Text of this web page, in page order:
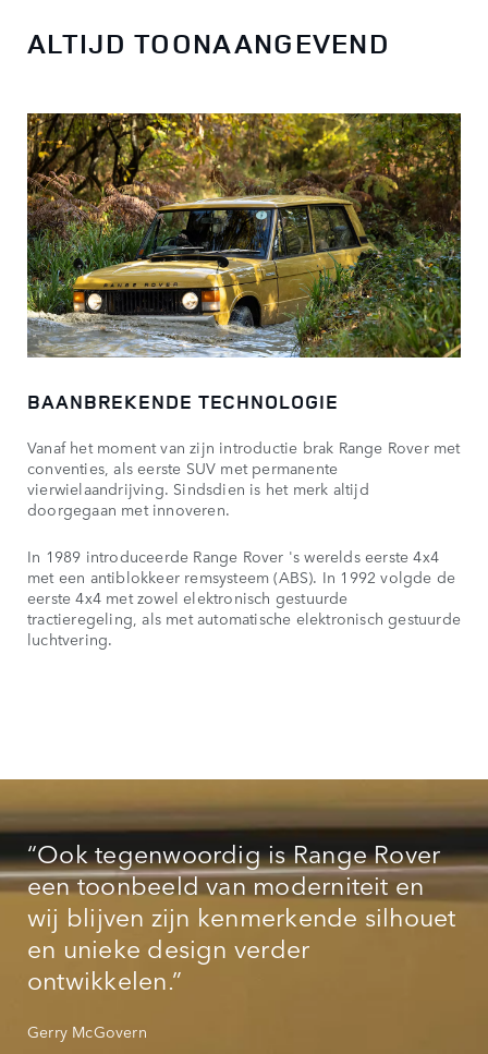
ALTIJD TOONAANGEVEND
BAANBREKENDE TECHNOLOGIE
Vanaf het moment van zijn introductie brak Range Rover met
conventies, als eerste SUV met permanente
vierwielaandrijving. Sindsdien is het merk altijd
doorgegaan met innoveren.
In 1989 introduceerde Range Rover 's werelds eerste 4x4
met een antiblokkeer remsysteem (ABS). In 1992 volgde de
eerste 4x4 met zowel elektronisch gestuurde
tractieregeling, als met automatische elektronisch gestuurde
luchtvering.
“Ook tegenwoordig is Range Rover
een toonbeeld van moderniteit en
wij blijven zijn kenmerkende silhouet
en unieke design verder
ontwikkelen.”
Gerry McGovern